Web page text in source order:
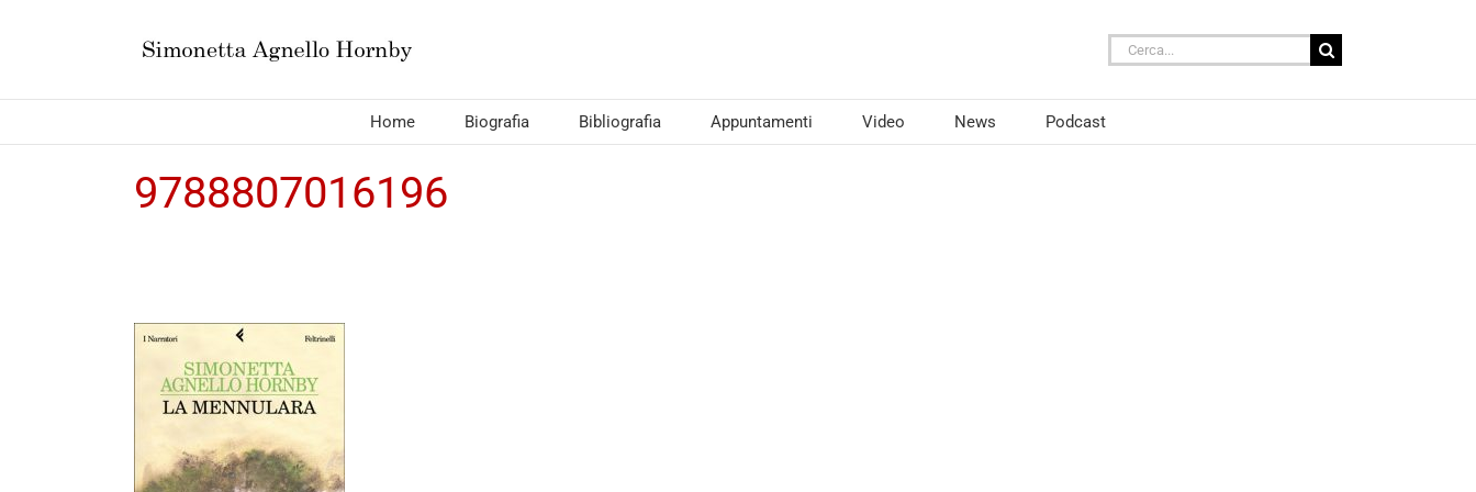
Cerca
per:
Home Biografia Bibliografia Appuntamenti Video News Podcast
9788807016196